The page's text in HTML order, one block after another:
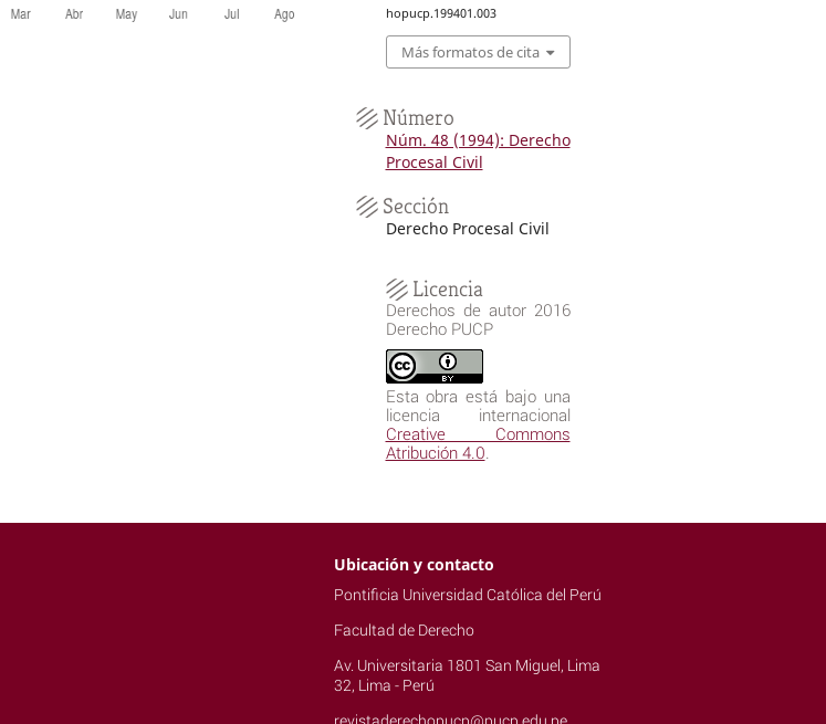
hopucp.199401.003
Más formatos de cita
Número
Núm. 48 (1994): Derecho
Procesal Civil
Sección
Derecho Procesal Civil
Licencia
Derechos de autor 2016
Derecho PUCP
Esta obra está bajo una
licencia internacional
Creative Commons
Atribución 4.0.
Ubicación y contacto
Pontificia Universidad Católica del Perú
Facultad de Derecho
Av. Universitaria 1801 San Miguel, Lima
32, Lima - Perú